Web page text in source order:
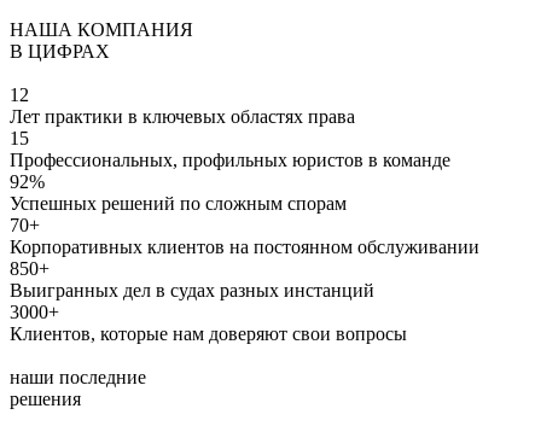
НАША КОМПАНИЯ
В ЦИФРАХ
12
Лет практики в ключевых областях права
15
Профессиональных, профильных юристов в команде
92%
Успешных решений по сложным спорам
70+
Корпоративных клиентов на постоянном обслуживании
850+
Выигранных дел в судах разных инстанций
3000+
Клиентов, которые нам доверяют свои вопросы
наши последние
решения